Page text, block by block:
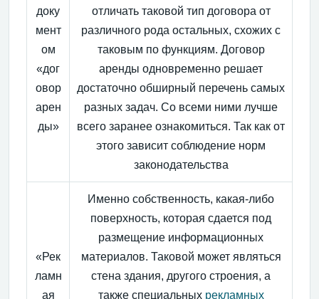
доку
мент
ом
«дог
овор
арен
ды»
отличать таковой тип договора от
различного рода остальных, схожих с
таковым по функциям. Договор
аренды одновременно решает
достаточно обширный перечень самых
разных задач. Со всеми ними лучше
всего заранее ознакомиться. Так как от
этого зависит соблюдение норм
законодательства
«Рек
ламн
ая
Именно собственность, какая-либо
поверхность, которая сдается под
размещение информационных
материалов. Таковой может являться
стена здания, другого строения, а
также специальных рекламных